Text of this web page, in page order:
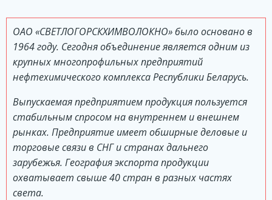
ОАО «СВЕТЛОГОРСКХИМВОЛОКНО» было основано в
1964 году. Сегодня объединение является одним из
крупных многопрофильных предприятий
нефтехимического комплекса Республики Беларусь.
Выпускаемая предприятием продукция пользуется
стабильным спросом на внутреннем и внешнем
рынках. Предприятие имеет обширные деловые и
торговые связи в СНГ и странах дальнего
зарубежья. География экспорта продукции
охватывает свыше 40 стран в разных частях
света.